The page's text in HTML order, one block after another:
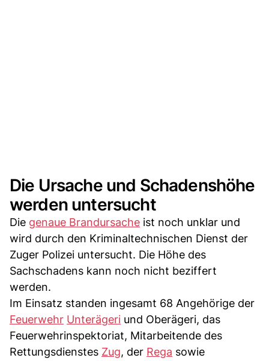
Die Ursache und Schadenshöhe
werden untersucht
Die genaue Brandursache ist noch unklar und
wird durch den Kriminaltechnischen Dienst der
Zuger Polizei untersucht. Die Höhe des
Sachschadens kann noch nicht beziffert
werden.
Im Einsatz standen ingesamt 68 Angehörige der
Feuerwehr Unterägeri und Oberägeri, das
Feuerwehrinspektoriat, Mitarbeitende des
Rettungsdienstes Zug, der Rega sowie